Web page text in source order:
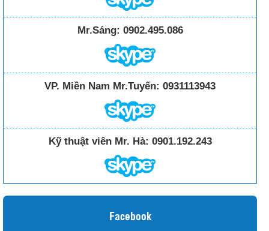
Mr.Sáng: 0902.495.086
VP. Miền Nam Mr.Tuyến: 0931113943
Kỹ thuật viên Mr. Hà: 0901.192.243
Facebook